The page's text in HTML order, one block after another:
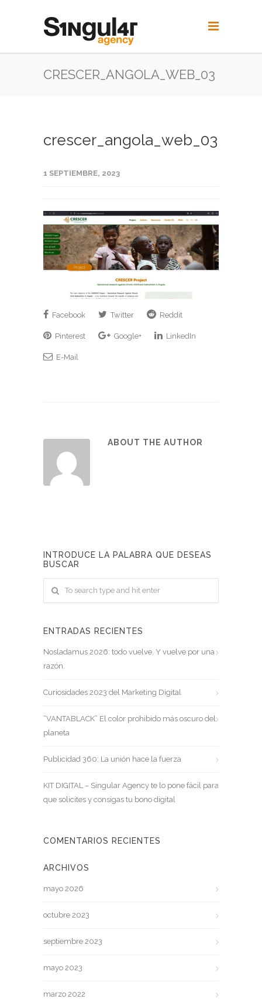
CRESCER_ANGOLA_WEB_03
crescer_angola_web_03
1 SEPTIEMBRE, 2023
Facebook Twitter Reddit
Pinterest Google+ LinkedIn
E-Mail
ABOUT THE AUTHOR
INTRODUCE LA PALABRA QUE DESEAS
BUSCAR
ENTRADAS RECIENTES
Nosladamus 2026: todo vuelve. Y vuelve por una
razón.
Curiosidades 2023 del Marketing Digital
“VANTABLACK” El color prohibido más oscuro del
planeta
Publicidad 360: La unión hace la fuerza
KIT DIGITAL – Singular Agency te lo pone fácil para
que solicites y consigas tu bono digital
COMENTARIOS RECIENTES
ARCHIVOS
mayo 2026
octubre 2023
septiembre 2023
mayo 2023
marzo 2022